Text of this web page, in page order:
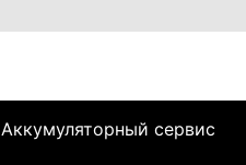
Аккумуляторный сервис